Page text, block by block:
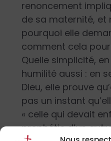
renoncement
de sa maternité, et
pourquoi elle
comment cela
Quelle simplicité,
humilité aussi : en
Dieu, elle prouve
pas un instant
« celle qui devait
prophétie d’un